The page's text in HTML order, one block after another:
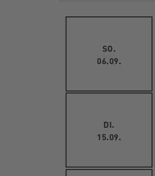
SO.
06.09.
DI.
15.09.